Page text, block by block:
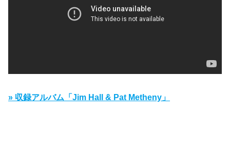
» 収録アルバム「Jim Hall & Pat Metheny」